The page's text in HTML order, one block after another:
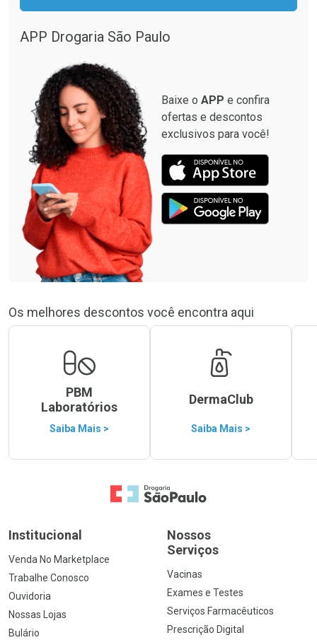
Comprar sem Desconto
Por R$ 664,02/cada
Comprar sem Desconto
Comprar sem Desconto
APP Drogaria São Paulo
Baixe o APP e confira
ofertas e descontos
exclusivos para você!
Os melhores descontos você encontra aqui
PBM
Laboratórios
Saiba Mais >
DermaClub
Saiba Mais >
Ir para a Home
Institucional
Venda No Marketplace
Trabalhe Conosco
Ouvidoria
Nossas Lojas
Bulário
Nossos
Serviços
Vacinas
Exames e Testes
Serviços Farmacêuticos
Prescrição Digital